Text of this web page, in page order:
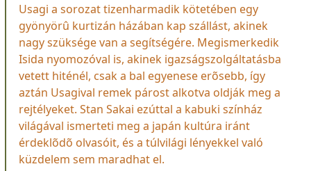
Usagi a sorozat tizenharmadik kötetében egy
gyönyörû kurtizán házában kap szállást, akinek
nagy szüksége van a segítségére. Megismerkedik
Isida nyomozóval is, akinek igazságszolgáltatásba
vetett hiténél, csak a bal egyenese erõsebb, így
aztán Usagival remek párost alkotva oldják meg a
rejtélyeket. Stan Sakai ezúttal a kabuki színház
világával ismerteti meg a japán kultúra iránt
érdeklõdõ olvasóit, és a túlvilági lényekkel való
küzdelem sem maradhat el.